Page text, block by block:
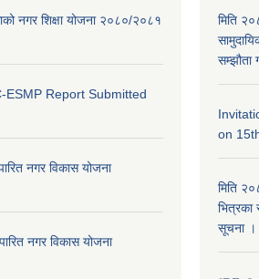
नगर शिक्षा योजना २०८०/२०८१
ESMP Report Submitted
नगर विकास योजना
नगर विकास योजना
मिति
सम्झौता
on
मिति
भित्रका
सूचना ।